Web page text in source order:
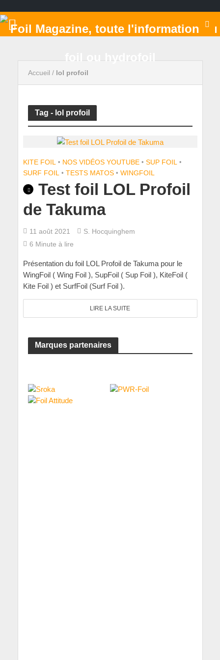
Accueil / lol profoil
Tag - lol profoil
KITE FOIL • NOS VIDÉOS YOUTUBE • SUP FOIL •
SURF FOIL • TESTS MATOS • WINGFOIL
Test foil LOL Profoil
de Takuma
11 août 2021
S. Hocquinghem
6 Minute à lire
Présentation du foil LOL Profoil de Takuma pour le
WingFoil ( Wing Foil ), SupFoil ( Sup Foil ), KiteFoil (
Kite Foil ) et SurfFoil (Surf Foil ).
LIRE LA SUITE
Marques partenaires